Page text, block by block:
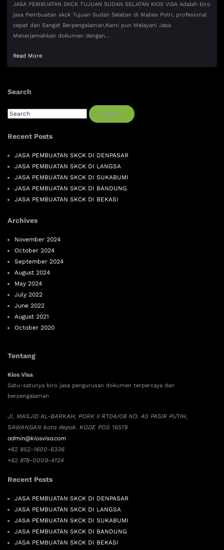
JASA PEMBUATAN SKCK TUJUAN SUDAN SELATAN KIOS VISA Adalah biro
jasa Pembuatan skck Tujuan Sudan Selatan di Mabes Polri, profesional
cepat dan Sangat Berpengalaman,Kami pun Melayani Jasa
Menerjemahkan dokumen dengan…
Read More
Search
Search
Recent Posts
JASA PEMBUATAN SKCK DI DENPASAR
JASA PEMBUATAN SKCK DI LANGSA
JASA PEMBUATAN SKCK DI SUKABUMI
JASA PEMBUATAN SKCK DI BANDUNG
JASA PEMBUATAN SKCK DI BEKASI
Archives
November 2024
October 2024
September 2024
August 2024
May 2024
July 2022
June 2022
August 2021
October 2020
Tentang
Kios Visa
Satu-satunya biro jasa pengurusan dokumen terpercaya dan
berpengalaman
Jl. MASJID AL-BARKAH, PORK II RT04/08 NO. 40 PASIR PUTIH,
SAWANGAN kota depok. KODE POS 16519
admin@kiosvisa.com
+62 852-1600-6336
+62 878-0009-4124
Recent Posts
JASA PEMBUATAN SKCK DI DENPASAR
JASA PEMBUATAN SKCK DI LANGSA
JASA PEMBUATAN SKCK DI SUKABUMI
JASA PEMBUATAN SKCK DI BANDUNG
JASA PEMBUATAN SKCK DI BEKASI